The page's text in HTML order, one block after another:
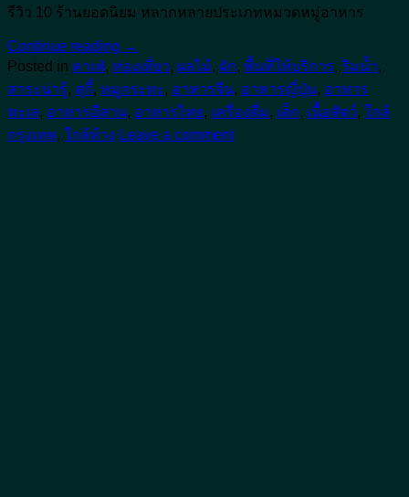
รีวิว 10 ร้านยอดนิยม หลากหลายประเภทหมวดหมู่อาหาร
Continue reading →
Posted in คาเฟ่ , ท่องเที่ยว, ผลไม้, ผัก, พื้นที่ให้บริการ, ริมน้ำ,
สาระน่ารู้, สุกี้, หมูกระทะ , อาหารจีน, อาหารญี่ปุ่น, อาหาร
ทะเล, อาหารอีสาน, อาหารไทย, เครื่องดื่ม , เด็ก, เนื้อสัตว์, ใกล้
กรุงเทพ, ใกล้ห้าง Leave a comment